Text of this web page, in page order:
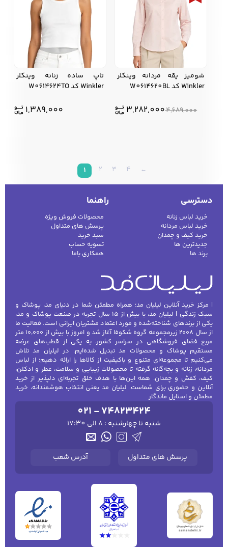
شومیز یقه مردانه وینکلر
Winkler کد W0614620BL
4,689,000
3,282,000
تاپ ساده زنانه وینکلر
Winkler کد W0614624TO
1,389,000
1 2 3 4 ←
دسترسی
خرید لباس زنانه
خرید لباس مردانه
خرید کیف و چمدان
جدیدترین ها
برند ها
راهنما
محصولات فروش ویژه
پرسش های متداول
سبد خرید
تسویه حساب
همکاری باما
| مرکز خرید آنلاین لیلیان مد؛ همراه مطمئن شما در دنیای مد، پوشاک و
سبک زندگی | لیلیان مد، با بیش از ۱۵ سال تجربه در صنعت پوشاک و مد،
یکی از برندهای شناخته‌شده و مورد اعتماد مشتریان ایرانی است. فعالیت ما
از سال ۲۰۰۸ زیرمجموعه گروه شکوفا آغاز شد و امروز با بیش از ۱۰٬۰۰۰ متر
مربع فضای فروشگاهی در سراسر کشور، به یکی از قطب‌های عرضه
مستقیم پوشاک و محصولات مد تبدیل شده‌ایم. در لیلیان مد تلاش
می‌کنیم تا مجموعه‌ای متنوع و باکیفیت از کالاها را ارائه دهیم؛ از لباس
مردانه، زنانه و بچه‌گانه گرفته تا محصولات زیبایی و سلامت، عطر و ادکلن،
کیف، کفش و چمدان. همه این‌ها با هدف خلق تجربه‌ای دلپذیر از خرید
آنلاین و حضوری برای شماست. لیلیان مد یعنی انتخاب هوشمندانه، خرید
مطمئن و استایل ماندگار.
021 - 74823424
شنبه تا چهارشنبه : 8 الی 17:30
پرسش های متداول آدرس شعب